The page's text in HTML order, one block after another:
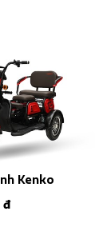
Kenko
đ